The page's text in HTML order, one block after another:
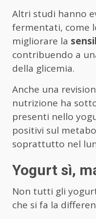
Altri studi hanno
fermentati, come
migliorare la
contribuendo a
della glicemia.
Anche una
nutrizione ha
presenti nello
positivi sul
soprattutto nel
Yogurt sì,
Non tutti gli
che si fa la